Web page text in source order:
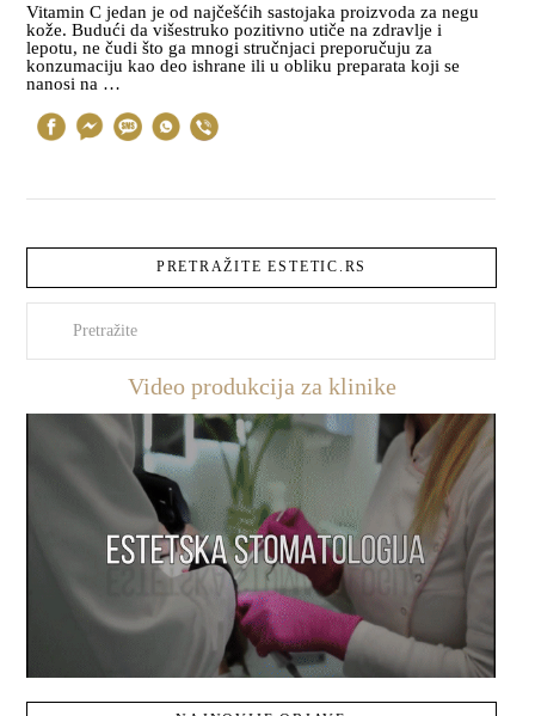
Vitamin C jedan je od najčešćih sastojaka proizvoda za negu
kože. Budući da višestruko pozitivno utiče na zdravlje i
lepotu, ne čudi što ga mnogi stručnjaci preporučuju za
konzumaciju kao deo ishrane ili u obliku preparata koji se
nanosi na …
PRETRAŽITE ESTETIC.RS
Video produkcija za klinike